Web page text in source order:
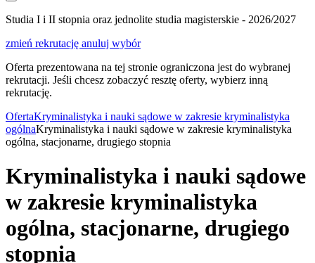
Studia I i II stopnia oraz jednolite studia magisterskie - 2026/2027
zmień rekrutację anuluj wybór
Oferta prezentowana na tej stronie ograniczona jest do wybranej
rekrutacji. Jeśli chcesz zobaczyć resztę oferty, wybierz inną
rekrutację.
OfertaKryminalistyka i nauki sądowe w zakresie kryminalistyka
ogólnaKryminalistyka i nauki sądowe w zakresie kryminalistyka
ogólna, stacjonarne, drugiego stopnia
Kryminalistyka i nauki sądowe
w zakresie kryminalistyka
ogólna, stacjonarne, drugiego
stopnia